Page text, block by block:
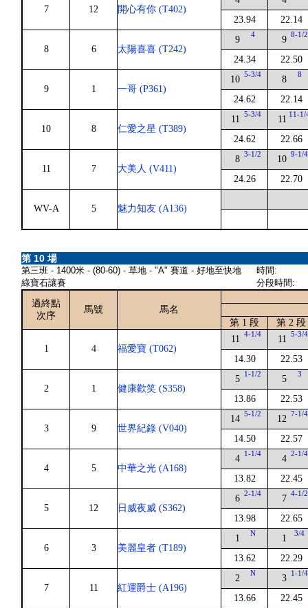
7 12 開心有你 (T402)
23.94
22.14
8 6 太陽喜喜 (T242)
9 4
24.34
9 8-1/2
22.50
9 1 一哥 (P361)
10 5-3/4
24.62
8 8
22.14
10 8 仁愛之星 (T389)
11 5-3/4
24.62
11 11-1/
22.66
11 7 大美人 (V411)
8 3-1/2
24.26
10 9-1/4
22.70
WV-A 5 魅力知友 (A136)
第 10 場
第三班 - 1400米 - (80-60) - 草地 - "A" 賽道 - 好地至快地
綠寶石讓賽
時間:
分段時間:
過終點
次序
馬號
馬名
第 1 段
第 2 段
1 4 福愛寶 (T062)
11 4-1/4
14.30
11 5-3/4
22.53
2 1 健康歡笑 (S358)
5 1-1/2
13.86
5 3
22.53
3 9 世界紀錄 (V040)
14 5-1/2
14.50
12 7-1/4
22.57
4 5 中華之光 (A168)
4 1-1/4
13.82
4 2-1/4
22.45
5 12 日威夜威 (S362)
6 2-1/4
13.98
7 4-1/2
22.65
6 3 美麗皇者 (T189)
1 N
13.62
1 3/4
22.29
7 11 紅運爵士 (A196)
2 N
13.66
3 1-1/4
22.45